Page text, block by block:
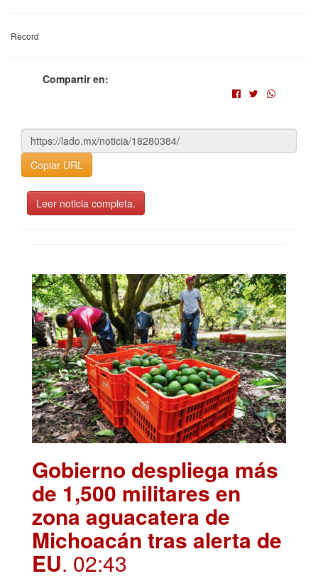
Record
Compartir en:
Copiar URL
Leer noticia completa.
Gobierno despliega más
de 1,500 militares en
zona aguacatera de
Michoacán tras alerta de
EU. 02:43